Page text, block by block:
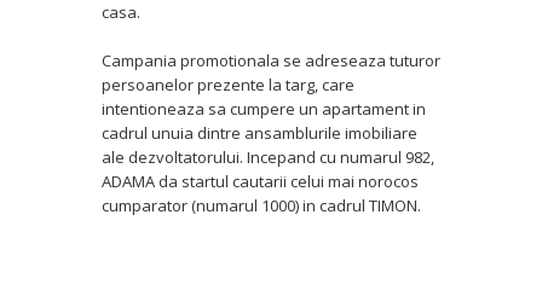
casa.
Campania promotionala se adreseaza tuturor
persoanelor prezente la targ, care
intentioneaza sa cumpere un apartament in
cadrul unuia dintre ansamblurile imobiliare
ale dezvoltatorului. Incepand cu numarul 982,
ADAMA da startul cautarii celui mai norocos
cumparator (numarul 1000) in cadrul TIMON.